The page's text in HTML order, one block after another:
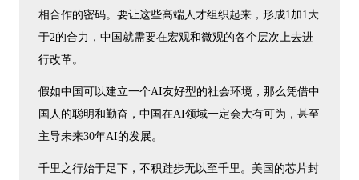
相合作的密码。要让这些高端人才组织起来，形成1加1大
于2的合力，中国就需要在宏观和微观的各个层次上去进
行改革。
假如中国可以建立一个AI友好型的社会环境，那么凭借中
国人的聪明和勤奋，中国在AI领域一定会大有可为，甚至
主导未来30年AI的发展。
千里之行始于足下，不积跬步无以至千里。美国的芯片封